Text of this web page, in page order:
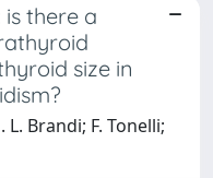
there a
size in
L. Brandi; F. Tonelli;